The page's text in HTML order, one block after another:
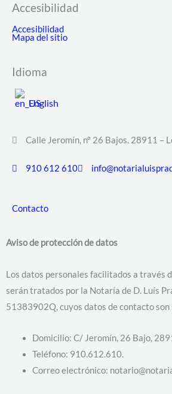
Accesibilidad
Accesibilidad
Mapa del sitio
Idioma
English
Calle Jeromín, nº 26 Bajos. 28911 –
910 612 610
Contacto
Aviso de protección de datos
Los datos personales facilitados a través
serán tratados por la Notaría de D. Luís
51383902Q, cuyos datos de contacto son
Domicilio: C/ Jeromín, 26 Bajo,
Teléfono: 910.612.610.
Correo electrónico: